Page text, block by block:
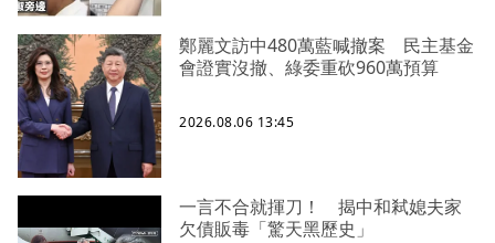
鄭麗文訪中480萬藍喊撤案 民主基金
會證實沒撤、綠委重砍960萬預算
2026.08.06 13:45
一言不合就揮刀！ 揭中和弒媳夫家
欠債販毒「驚天黑歷史」